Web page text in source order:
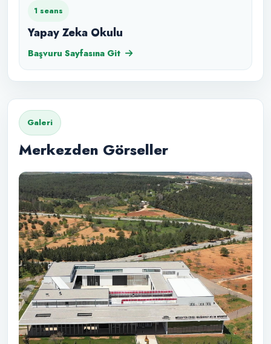
1 seans
Yapay Zeka Okulu
Başvuru Sayfasına Git
Galeri
Merkezden Görseller